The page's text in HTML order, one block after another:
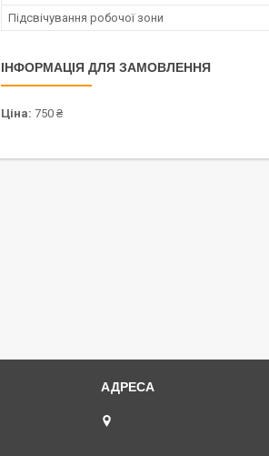
Підсвічування робочої зони
ІНФОРМАЦІЯ ДЛЯ ЗАМОВЛЕННЯ
Ціна: 750 ₴